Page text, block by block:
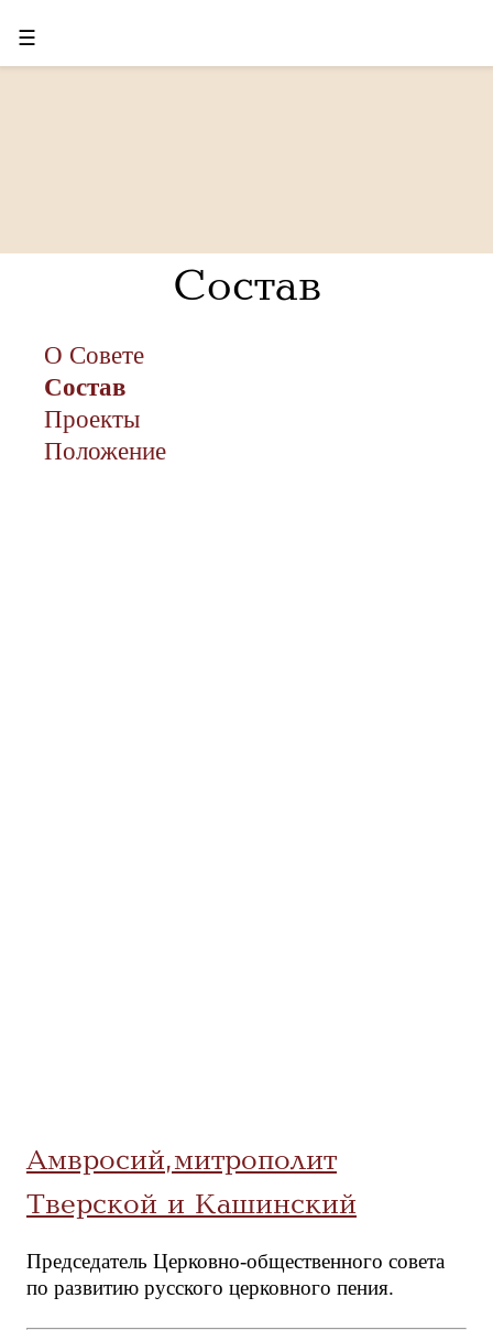
☰
Состав
О Совете
Состав
Проекты
Положение
Амвросий, митрополит
Тверской и Кашинский
Председатель Церковно-общественного совета
по развитию русского церковного пения.